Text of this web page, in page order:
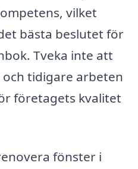
vilket
bästa beslutet för
Tveka inte att
tidigare arbeten
företagets kvalitet
fönster i